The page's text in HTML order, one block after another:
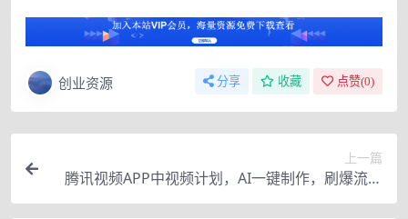
创业资源 分享 收藏 点赞(0)
上一篇
腾讯视频APP中视频计划，AI一键制作，刷爆流量
分成收益，日入1500+